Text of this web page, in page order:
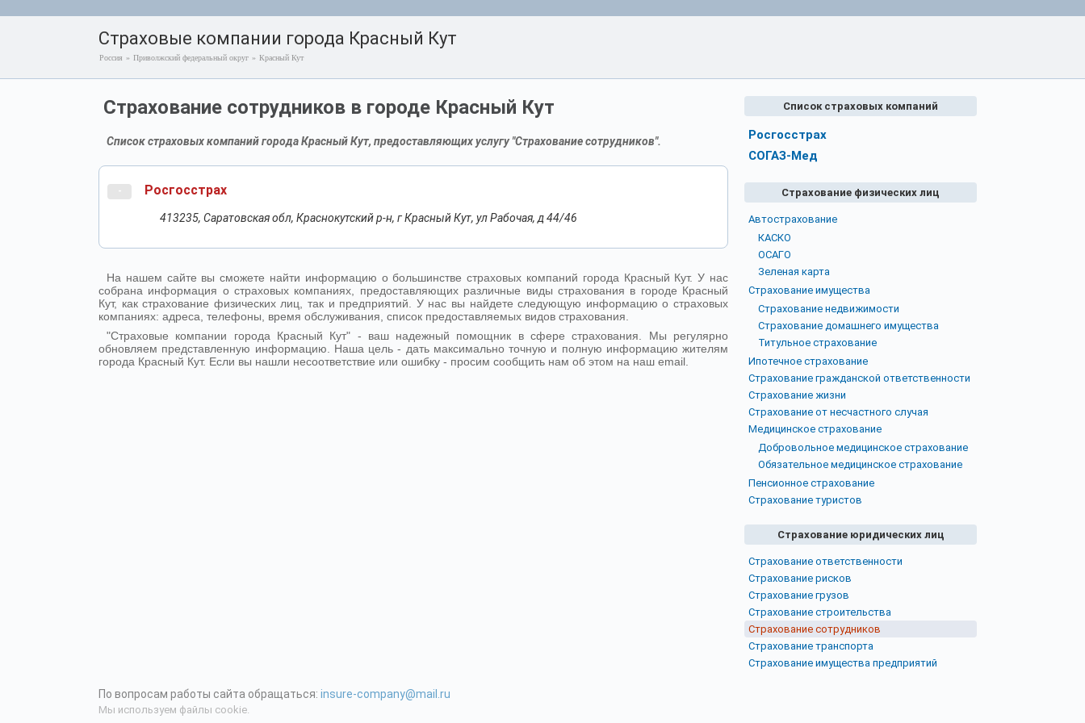
Страховые компании города Красный Кут
Россия » Приволжский федеральный округ » Красный Кут
Страхование сотрудников в городе Красный Кут
Список страховых компаний города Красный Кут, предоставляющих услугу "Страхование сотрудников".
- Росгосстрах
413235, Саратовская обл, Краснокутский р-н, г Красный Кут, ул Рабочая, д 44/46
На нашем сайте вы сможете найти информацию о большинстве страховых компаний города Красный Кут. У нас
собрана информация о страховых компаниях, предоставляющих различные виды страхования в городе Красный
Кут, как страхование физических лиц, так и предприятий. У нас вы найдете следующую информацию о страховых
компаниях: адреса, телефоны, время обслуживания, список предоставляемых видов страхования.
"Страховые компании города Красный Кут" - ваш надежный помощник в сфере страхования. Мы регулярно
обновляем представленную информацию. Наша цель - дать максимально точную и полную информацию жителям
города Красный Кут. Если вы нашли несоответствие или ошибку - просим сообщить нам об этом на наш email.
Список страховых компаний
Росгосстрах
СОГАЗ-Мед
Страхование физических лиц
Автострахование
КАСКО
ОСАГО
Зеленая карта
Страхование имущества
Страхование недвижимости
Страхование домашнего имущества
Титульное страхование
Ипотечное страхование
Страхование гражданской ответственности
Страхование жизни
Страхование от несчастного случая
Медицинское страхование
Добровольное медицинское страхование
Обязательное медицинское страхование
Пенсионное страхование
Страхование туристов
Страхование юридических лиц
Страхование ответственности
Страхование рисков
Страхование грузов
Страхование строительства
Страхование сотрудников
Страхование транспорта
Страхование имущества предприятий
По вопросам работы сайта обращаться: insure-company@mail.ru
Мы используем файлы cookie.